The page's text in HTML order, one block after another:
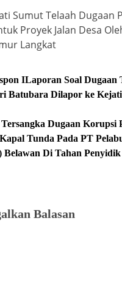
Sumut Telaah Dugaan
Proyek Jalan Desa
Langkat
ILaporan Soal Dugaan
Batubara Dilapor ke
Dugaan Korupsi
Tunda Pada PT
Belawan Di Tahan
Balasan